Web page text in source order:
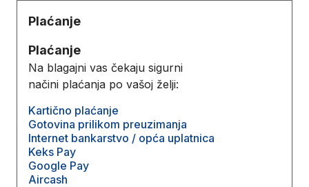
Plaćanje
Plaćanje
Na blagajni vas čekaju sigurni
načini plaćanja po vašoj želji:
Kartično plaćanje
Gotovina prilikom preuzimanja
Internet bankarstvo / opća uplatnica
Keks Pay
Google Pay
Aircash